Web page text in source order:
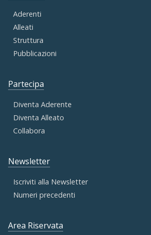
Aderenti
Alleati
Struttura
Pubblicazioni
Partecipa
Diventa Aderente
Diventa Alleato
Collabora
Newsletter
Iscriviti alla Newsletter
Numeri precedenti
Area Riservata